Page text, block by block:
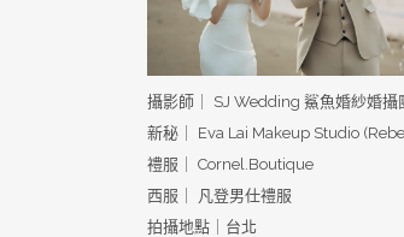
攝影師｜ SJ Wedding 鯊魚婚紗婚攝
新秘｜ Eva Lai Makeup Studio
禮服｜ Cornel.Boutique
西服｜ 凡登男仕禮服
拍攝地點｜台北